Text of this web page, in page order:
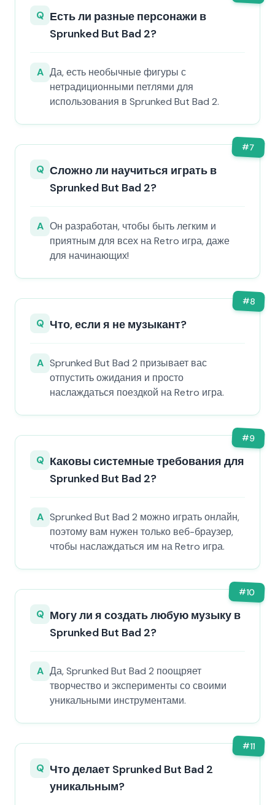
Q Есть ли разные персонажи в
Sprunked But Bad 2?
A Да, есть необычные фигуры с
нетрадиционными петлями для
использования в Sprunked But Bad 2.
#7
Q Сложно ли научиться играть в
Sprunked But Bad 2?
A Он разработан, чтобы быть легким и
приятным для всех на Retro игра, даже
для начинающих!
#8
Q Что, если я не музыкант?
A Sprunked But Bad 2 призывает вас
отпустить ожидания и просто
наслаждаться поездкой на Retro игра.
#9
Q Каковы системные требования для
Sprunked But Bad 2?
A Sprunked But Bad 2 можно играть онлайн,
поэтому вам нужен только веб-браузер,
чтобы наслаждаться им на Retro игра.
#10
Q Могу ли я создать любую музыку в
Sprunked But Bad 2?
A Да, Sprunked But Bad 2 поощряет
творчество и эксперименты со своими
уникальными инструментами.
#11
Q Что делает Sprunked But Bad 2
уникальным?